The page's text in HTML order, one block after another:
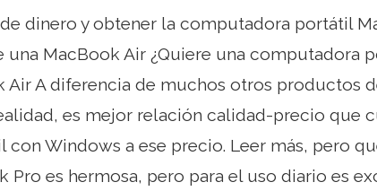
dinero y obtener la computadora portátil
una MacBook Air ¿Quiere una computadora
Air A diferencia de muchos otros productos
es mejor relación calidad-precio que
Windows a ese precio. Leer más, pero
Pro es hermosa, pero para el uso diario es